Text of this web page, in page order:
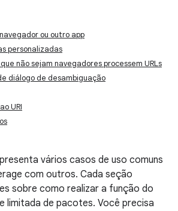
ou outro app
personalizadas
não sejam navegadores processem URLs
diálogo de desambiguação
URI
vários casos de uso comuns
com outros. Cada seção
sobre como realizar a função do
limitada de pacotes. Você precisa